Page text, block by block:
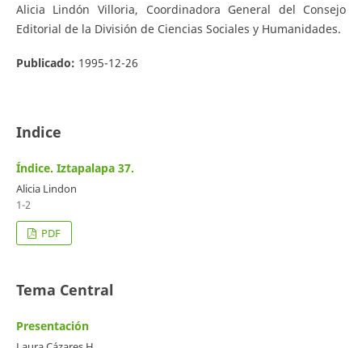
Alicia Lindón Villoria, Coordinadora General del Consejo
Editorial de la División de Ciencias Sociales y Humanidades.
Publicado: 1995-12-26
Indice
Índice. Iztapalapa 37.
Alicia Lindon
1-2
PDF
Tema Central
Presentación